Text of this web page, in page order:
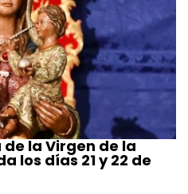
la Virgen de la
los días 21 y 22 de